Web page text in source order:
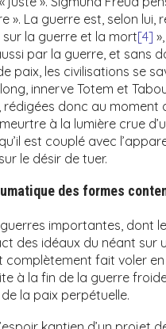
». La guerre est, selon lui,
la guerre et la mort[4]
par la guerre, et sans
paix, les civilisations se
innerve Totem et Tabou
rédigées donc au
à la lumière crue
est couplé avec
le désir de tuer.
des formes
importantes, dont
des idéaux du néant
complètement fait voler
à la fin de la guerre
la paix perpétuelle.